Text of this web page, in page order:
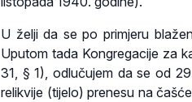
U želji da se po primjeru
Uputom tada Kongregacije za
31, § 1), odlučujem da se od
relikvije (tijelo) prenesu na